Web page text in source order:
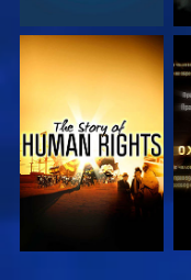
СМОТРЕТЬ